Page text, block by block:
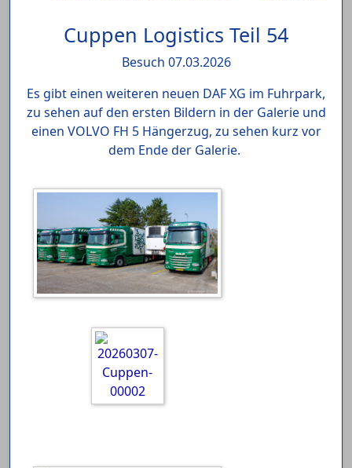
Cuppen Logistics Teil 54
Besuch 07.03.2026
Es gibt einen weiteren neuen DAF XG im Fuhrpark,
zu sehen auf den ersten Bildern in der Galerie und
einen VOLVO FH 5 Hängerzug, zu sehen kurz vor
dem Ende der Galerie.